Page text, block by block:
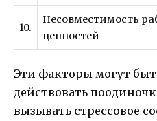
10.
Несовместимость
ценностей
Эти факторы могут
действовать
вызывать стрессовое